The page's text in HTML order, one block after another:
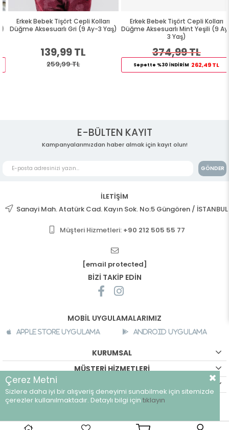
Erkek Bebek Tişört Cepli Kolları
Düğme Aksesuarlı Gri (9 Ay-3 Yaş)
139,99 TL
259,99 TL
Erkek Bebek Tişört Cepli Kolları
Düğme Aksesuarlı Mint Yeşili (9 Ay-
3 Yaş)
374,99 TL
Sepette %30 İNDİRİM 262,49 TL
E-BÜLTEN KAYIT
Kampanyalarımızdan haber almak için kayıt olun!
GÖNDER
İLETİŞİM
Sanayi Mah. Atatürk Cad. Kayın Sok. No:5 Güngören / İSTANBUL
Müşteri Hizmetleri: +90 212 505 55 77
[email protected]
BİZİ TAKİP EDİN
MOBİL UYGULAMALARIMIZ
Apple Store Uygulama Android Uygulama
KURUMSAL
MÜŞTERİ HİZMETLERİ
©breeze.com.tr - Tüm hakları saklıdır.
Çerez Metni
Sizlere daha iyi bir alışveriş deneyimi sunabilmek için sitemizde
çerezler kullanılmaktadır. Detaylı bilgi için tıklayın